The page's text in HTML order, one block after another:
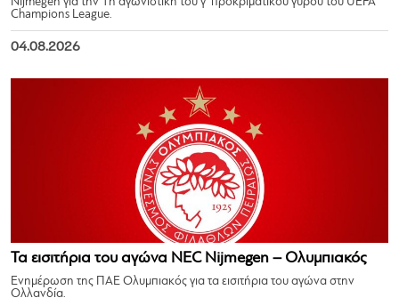
Champions League.
04.08.2026
Τα εισιτήρια του αγώνα NEC Nijmegen – Ολυμπιακός
Ενημέρωση της ΠΑΕ Ολυμπιακός για τα εισιτήρια του αγώνα στην
Ολλανδία.